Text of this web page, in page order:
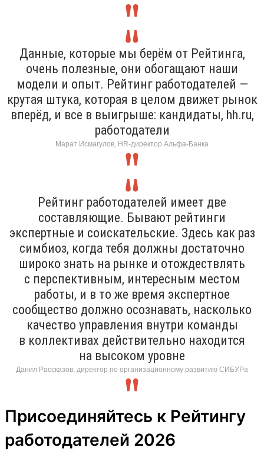
Данные, которые мы берём от Рейтинга,
очень полезные, они обогащают наши
модели и опыт. Рейтинг работодателей —
крутая штука, которая в целом движет рынок
вперёд, и все в выигрыше: кандидаты, hh.ru,
работодатели
Марат Исмагулов, HR-директор Альфа-Банка
Рейтинг работодателей имеет две
составляющие. Бывают рейтинги
экспертные и соискательские. Здесь как раз
симбиоз, когда тебя должны достаточно
широко знать на рынке и отождествлять
с перспективным, интересным местом
работы, и в то же время экспертное
сообщество должно осознавать, насколько
качество управления внутри команды
в коллективах действительно находится
на высоком уровне
Данил Рассказов, директор по организационному развитию СИБУРа
Присоединяйтесь к Рейтингу
работодателей 2026